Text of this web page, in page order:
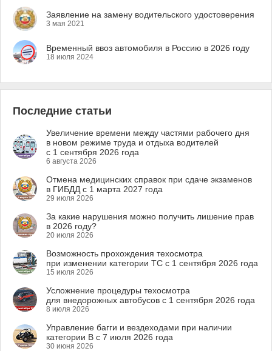
Заявление на замену водительского удостоверения
3 мая 2021
Временный ввоз автомобиля в Россию в 2026 году
18 июля 2024
Последние статьи
Увеличение времени между частями рабочего дня
в новом режиме труда и отдыха водителей
с 1 сентября 2026 года
6 августа 2026
Отмена медицинских справок при сдаче экзаменов
в ГИБДД с 1 марта 2027 года
29 июля 2026
За какие нарушения можно получить лишение прав
в 2026 году?
20 июля 2026
Возможность прохождения техосмотра
при изменении категории ТС с 1 сентября 2026 года
15 июля 2026
Усложнение процедуры техосмотра
для внедорожных автобусов с 1 сентября 2026 года
8 июля 2026
Управление багги и вездеходами при наличии
категории B с 7 июля 2026 года
30 июня 2026